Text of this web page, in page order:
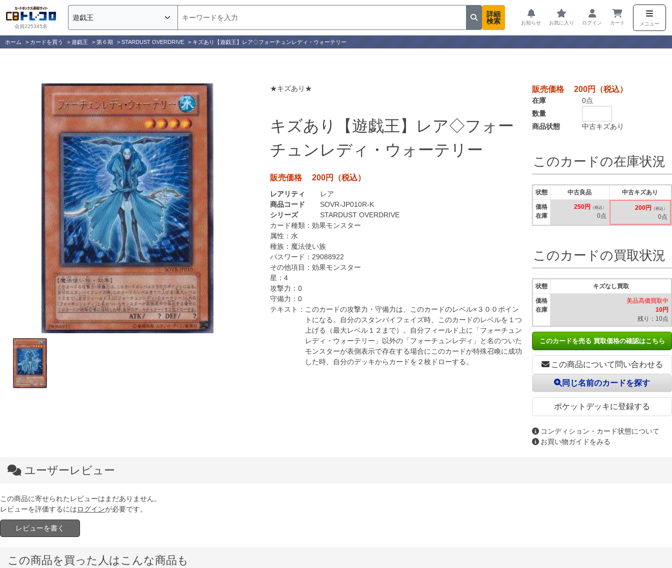
会員225345名
詳細
検索
お知らせ お気に入り ログイン カート メニュー
ホーム > カードを買う > 遊戯王 > 第６期 > STARDUST OVERDRIVE > キズあり【遊戯王】レア◇フォーチュンレディ・ウォーテリー
★キズあり★
キズあり【遊戯王】レア◇フォー
チュンレディ・ウォーテリー
販売価格 200円（税込）
レアリティ
レア
商品コード
SOVR-JP010R-K
シリーズ
STARDUST OVERDRIVE
カード種類： 効果モンスター
属性： 水
種族： 魔法使い族
パスワード： 29088922
その他項目： 効果モンスター
星： 4
攻撃力： 0
守備力： 0
テキスト： このカードの攻撃力・守備力は、このカードのレベル×３００ポイン
トになる。自分のスタンバイフェイズ時、このカードのレベルを１つ
上げる（最大レベル１２まで）。自分フィールド上に「フォーチュン
レディ・ウォーテリー」以外の「フォーチュンレディ」と名のついた
モンスターが表側表示で存在する場合にこのカードが特殊召喚に成功
した時、自分のデッキからカードを２枚ドローする。
販売価格 200円（税込）
商品状態 中古キズあり
在庫
0点
数量
この商品について問い合わせる
ポケットデッキに登録する
同じ名前のカードを探す
コンディション・カード状態について
お買い物ガイドをみる
このカードの在庫状況
状態
価格
在庫
中古良品
250円 （税込）
0点
中古キズあり
200円 （税込）
0点
このカードの買取状況
状態
価格
在庫
キズなし買取
美品高価買取中
10円
残り：10点
このカードを売る 買取価格の確認はこちら
ユーザーレビュー
この商品に寄せられたレビューはまだありません。
レビューを評価するにはログインが必要です。
レビューを書く
この商品を買った人はこんな商品も